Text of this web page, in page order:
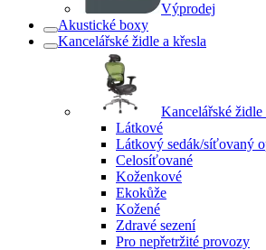
Výprodej
Akustické boxy
Kancelářské židle a křesla
Kancelářské židle
Látkové
Látkový sedák/síťovaný
Celosíťované
Koženkové
Ekokůže
Kožené
Zdravé sezení
Pro nepřetržité provozy